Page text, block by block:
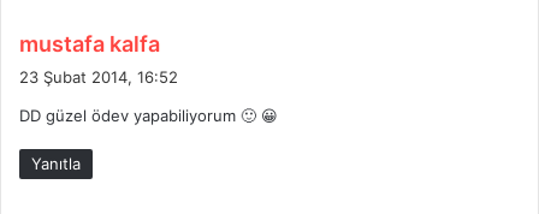
mustafa kalfa
e
i
23 Şubat 2014, 16:52
DD güzel ödev yapabiliyorum 🙂 😀
Yanıtla